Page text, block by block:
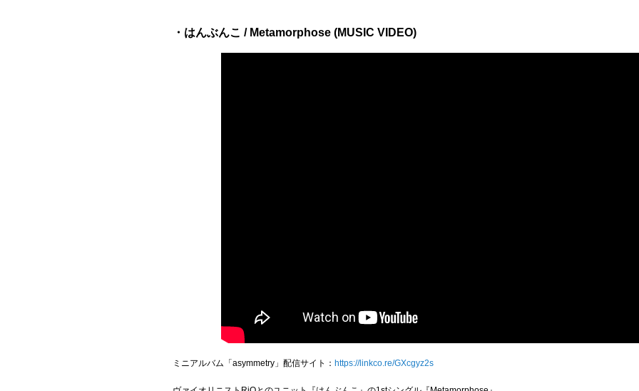
・はんぶんこ / Metamorphose (MUSIC VIDEO)
ミニアルバム「asymmetry」配信サイト： https://linkco.re/GXcgyz2s